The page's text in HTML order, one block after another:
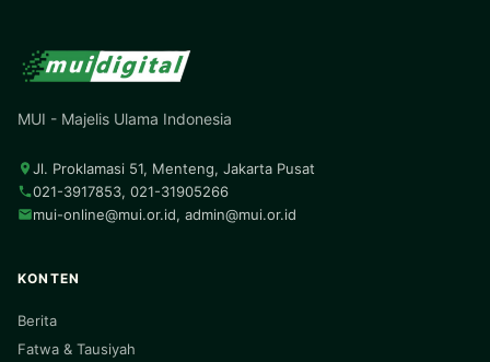
MUI - Majelis Ulama Indonesia
Jl. Proklamasi 51, Menteng, Jakarta Pusat
021-3917853, 021-31905266
mui-online@mui.or.id, admin@mui.or.id
KONTEN
Berita
Fatwa & Tausiyah